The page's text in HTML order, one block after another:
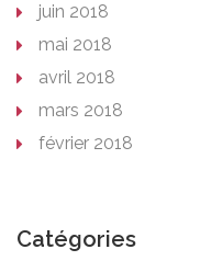
juin 2018
mai 2018
avril 2018
mars 2018
février 2018
Catégories